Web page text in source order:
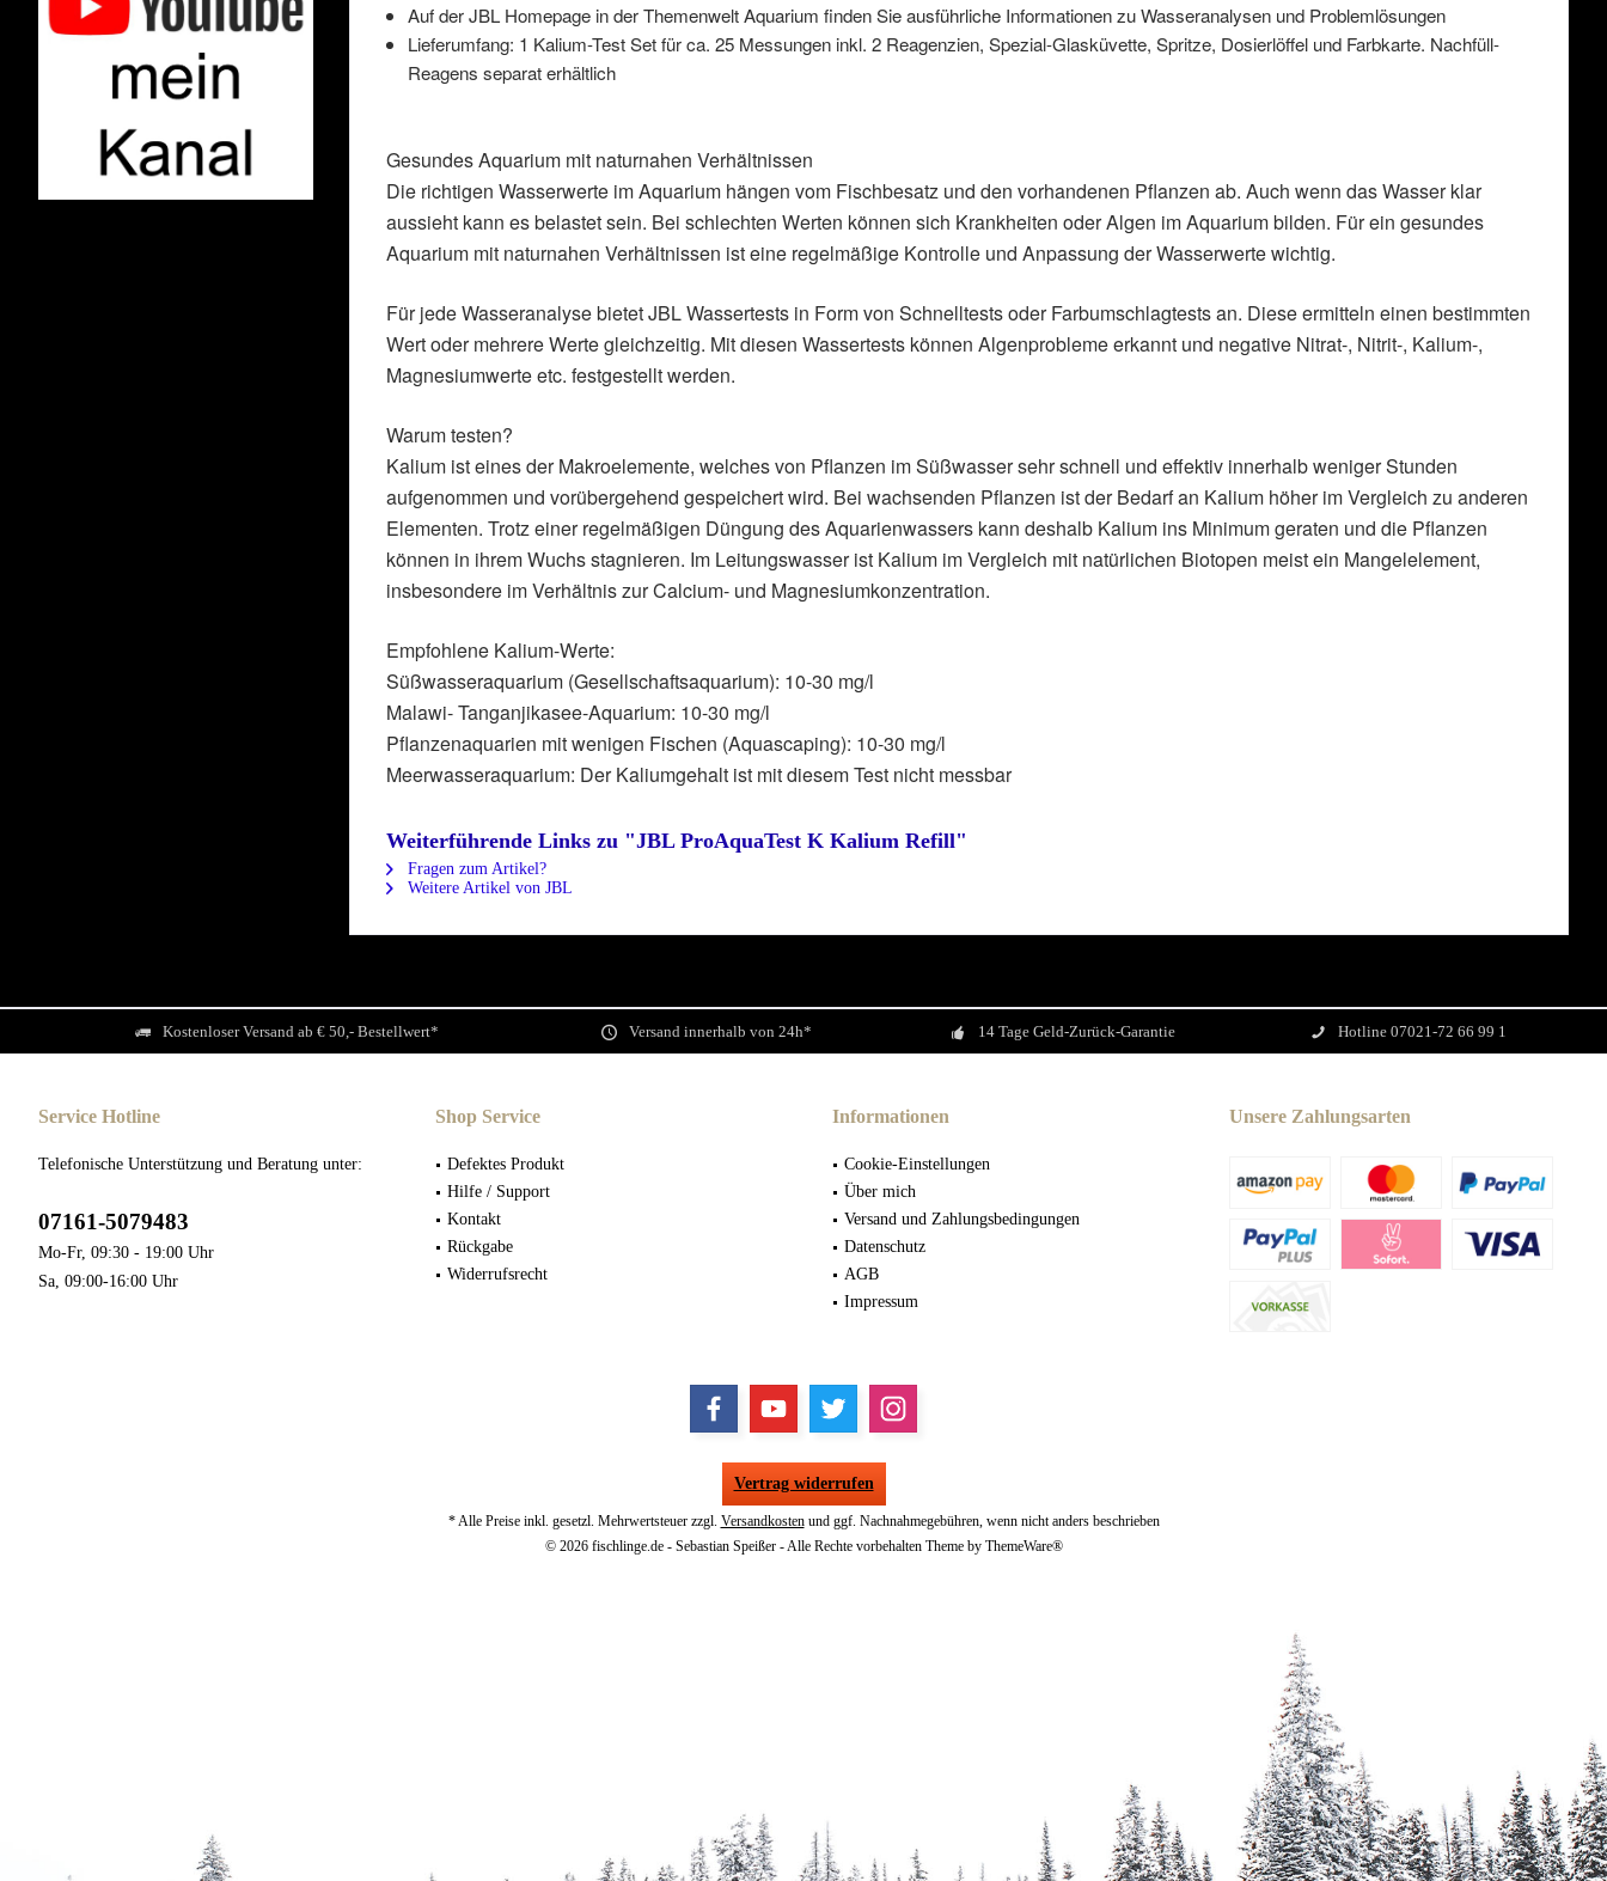
Auf der JBL Homepage in der Themenwelt Aquarium finden Sie ausführliche Informationen zu Wasseranalysen und Problemlösungen
Lieferumfang: 1 Kalium-Test Set für ca. 25 Messungen inkl. 2 Reagenzien, Spezial-Glasküvette, Spritze, Dosierlöffel und Farbkarte. Nachfüll-
Reagens separat erhältlich
Gesundes Aquarium mit naturnahen Verhältnissen
Die richtigen Wasserwerte im Aquarium hängen vom Fischbesatz und den vorhandenen Pflanzen ab. Auch wenn das Wasser klar
aussieht kann es belastet sein. Bei schlechten Werten können sich Krankheiten oder Algen im Aquarium bilden. Für ein gesundes
Aquarium mit naturnahen Verhältnissen ist eine regelmäßige Kontrolle und Anpassung der Wasserwerte wichtig.
Für jede Wasseranalyse bietet JBL Wassertests in Form von Schnelltests oder Farbumschlagtests an. Diese ermitteln einen bestimmten
Wert oder mehrere Werte gleichzeitig. Mit diesen Wassertests können Algenprobleme erkannt und negative Nitrat-, Nitrit-, Kalium-,
Magnesiumwerte etc. festgestellt werden.
Warum testen?
Kalium ist eines der Makroelemente, welches von Pflanzen im Süßwasser sehr schnell und effektiv innerhalb weniger Stunden
aufgenommen und vorübergehend gespeichert wird. Bei wachsenden Pflanzen ist der Bedarf an Kalium höher im Vergleich zu anderen
Elementen. Trotz einer regelmäßigen Düngung des Aquarienwassers kann deshalb Kalium ins Minimum geraten und die Pflanzen
können in ihrem Wuchs stagnieren. Im Leitungswasser ist Kalium im Vergleich mit natürlichen Biotopen meist ein Mangelelement,
insbesondere im Verhältnis zur Calcium- und Magnesiumkonzentration.
Empfohlene Kalium-Werte:
Süßwasseraquarium (Gesellschaftsaquarium): 10-30 mg/l
Malawi- Tanganjikasee-Aquarium: 10-30 mg/l
Pflanzenaquarien mit wenigen Fischen (Aquascaping): 10-30 mg/l
Meerwasseraquarium: Der Kaliumgehalt ist mit diesem Test nicht messbar
Weiterführende Links zu "JBL ProAquaTest K Kalium Refill"
Fragen zum Artikel?
Weitere Artikel von JBL
Kostenloser Versand ab € 50,- Bestellwert* Versand innerhalb von 24h* 14 Tage Geld-Zurück-Garantie Hotline 07021-72 66 99 1
Service Hotline
Telefonische Unterstützung und Beratung unter:
07161-5079483
Mo-Fr, 09:30 - 19:00 Uhr
Sa, 09:00-16:00 Uhr
Shop Service
Defektes Produkt
Hilfe / Support
Kontakt
Rückgabe
Widerrufsrecht
Informationen
Cookie-Einstellungen
Über mich
Versand und Zahlungsbedingungen
Datenschutz
AGB
Impressum
Unsere Zahlungsarten
Vertrag widerrufen
* Alle Preise inkl. gesetzl. Mehrwertsteuer zzgl. Versandkostenund ggf. Nachnahmegebühren, wenn nicht anders beschrieben
© 2026 fischlinge.de - Sebastian Speißer - Alle Rechte vorbehalten Theme by ThemeWare®